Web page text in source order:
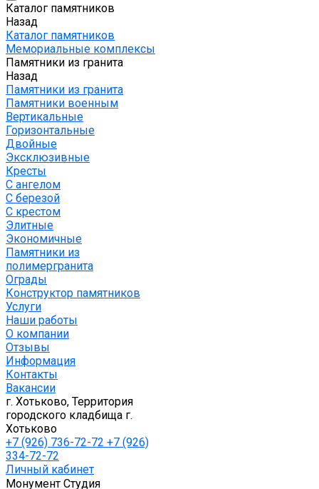
Каталог памятников
Назад
Каталог памятников
Мемориальные комплексы
Памятники из гранита
Назад
Памятники из гранита
Памятники военным
Вертикальные
Горизонтальные
Двойные
Эксклюзивные
Кресты
С ангелом
С березой
С крестом
Элитные
Экономичные
Памятники из
полимергранита
Ограды
Конструктор памятников
Услуги
Наши работы
О компании
Отзывы
Информация
Контакты
Вакансии
г. Хотьково, Территория
городского кладбища г.
Хотьково
+7 (926) 736-72-72 +7 (926)
334-72-72
Личный кабинет
Монумент Студия